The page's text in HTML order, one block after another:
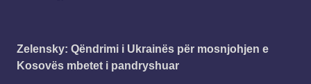
Zelensky: Qëndrimi i Ukrainës për mosnjohjen e
Kosovës mbetet i pandryshuar